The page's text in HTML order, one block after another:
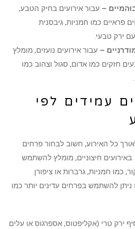
– עבור אירועים בחיק הטבע,
פראיים כמו חמניות, גיבסנית
ירק טבעי.
– עבור אירועים נועזים, מומלץ
חזקים כמו אדום, סגול וצהוב כמו
עמידים לפי
כל האירוע, חשוב לבחור פרחים
חיצוניים, מומלץ להשתמש
כמו חמניות, גרברות או ציפורן
ניתן להשתמש בפרחים עדינים יותר כמו
ירק טרי (אקליפטוס, אספרגוס או עלים